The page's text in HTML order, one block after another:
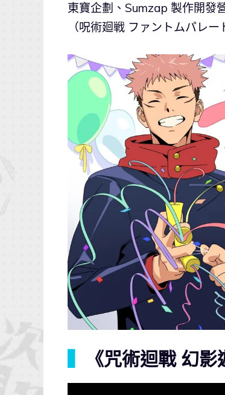
東寶企劃、Sumzap 製作開發
（呪術廻戦 ファントムパレ
《咒術迴戰 幻